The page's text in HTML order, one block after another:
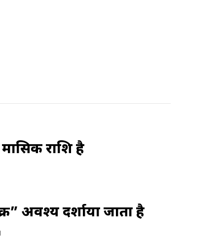
राशि है
अवश्य दर्शाया जाता है